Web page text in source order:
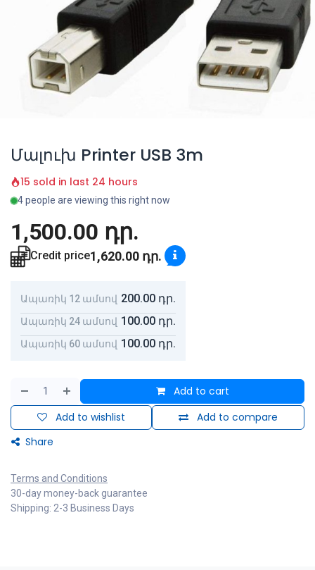
Մալուխ Printer USB 3m
15 sold in last 24 hours
4 people are viewing this right now
1,500.00 դր.
Credit price1,620.00 դր.
Ապառիկ 12 ամսով 200.00 դր.
Ապառիկ 24 ամսով 100.00 դր.
Ապառիկ 60 ամսով 100.00 դր.
Add to cart
Add to compare
Add to wishlist
Share
Terms and Conditions
30-day money-back guarantee
Shipping: 2-3 Business Days